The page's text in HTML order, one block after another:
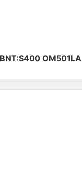
BNT:S400 OM501LA